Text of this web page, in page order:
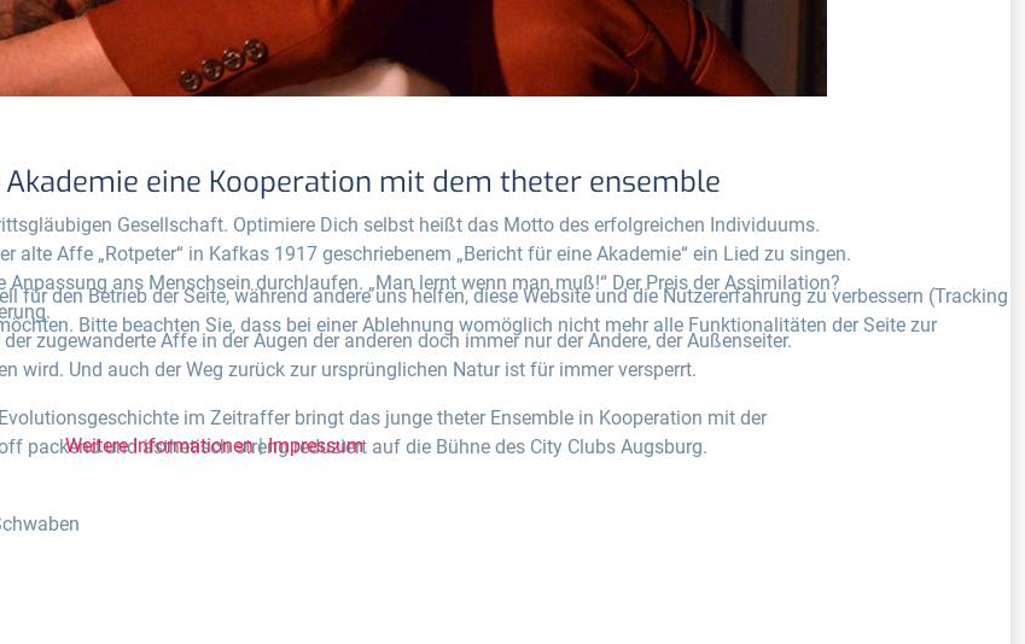
eine Kooperation mit dem theter ensemble
Gesellschaft. Optimiere Dich selbst heißt das Motto des erfolgreichen Individuums.
Affe „Rotpeter“ in Kafkas 1917 geschriebenem „Bericht für eine Akademie“ ein Lied zu singen.
ans Menschsein durchlaufen. „Man lernt wenn man muß!“ Der Preis der Assimilation?
zugewanderte Affe in der Augen der anderen doch immer nur der Andere, der Außenseiter.
wird. Und auch der Weg zurück zur ursprünglichen Natur ist für immer versperrt.
im Zeitraffer bringt das junge theter Ensemble in Kooperation mit der
packend und ästhetisch streng reduziert auf die Bühne des City Clubs Augsburg.
für den Betrieb der Seite, während andere uns helfen, diese Website und die Nutzererfahrung zu verbessern (Tracking
Bitte beachten Sie, dass bei einer Ablehnung womöglich nicht mehr alle Funktionalitäten der Seite zur
Weitere Informationen|Impressum